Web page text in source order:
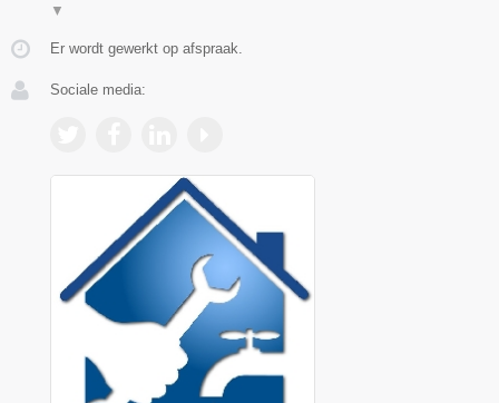
▼
Er wordt gewerkt op afspraak.
Sociale media: